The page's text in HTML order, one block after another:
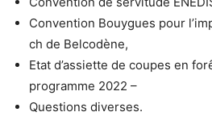
Convention Bouygues pour
ch de Belcodène,
Etat d’assiette de coupes en
programme 2022 –
Questions diverses.